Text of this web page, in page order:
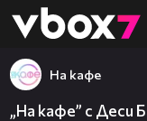
👾
На кафе
„На кафе” с Деси